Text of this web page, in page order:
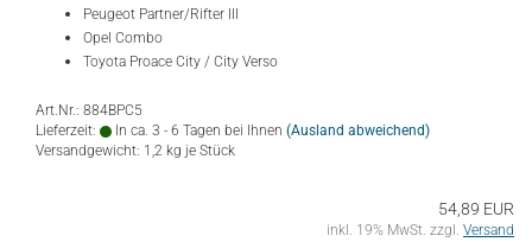
Peugeot Partner/Rifter III
Opel Combo
Toyota Proace City / City Verso
Art.Nr.: 884BPC5
Lieferzeit:
In ca. 3 - 6 Tagen bei Ihnen (Ausland abweichend)
Versandgewicht: 1,2 kg je Stück
54,89 EUR
inkl. 19% MwSt. zzgl. Versand